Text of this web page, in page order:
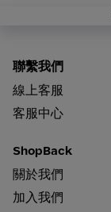
聯繫我們
線上客服
客服中心
ShopBack
關於我們
加入我們